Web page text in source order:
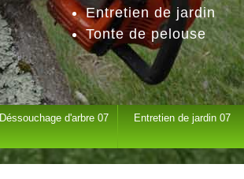
Entretien de jardin
Tonte de pelouse
Déssouchage d'arbre 07 Entretien de jardin 07